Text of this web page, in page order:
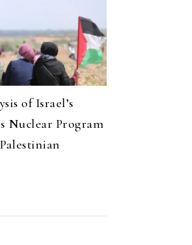
of Israel’s
Nuclear Program